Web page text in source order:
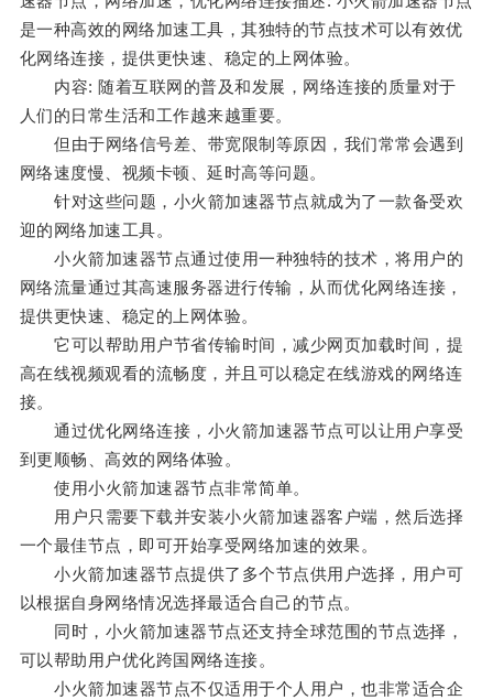
是一种高效的网络加速工具，其独特的节点技术可以有效优
化网络连接，提供更快速、稳定的上网体验。
内容: 随着互联网的普及和发展，网络连接的质量对于
人们的日常生活和工作越来越重要。
但由于网络信号差、带宽限制等原因，我们常常会遇到
网络速度慢、视频卡顿、延时高等问题。
针对这些问题，小火箭加速器节点就成为了一款备受欢
迎的网络加速工具。
小火箭加速器节点通过使用一种独特的技术，将用户的
网络流量通过其高速服务器进行传输，从而优化网络连接，
提供更快速、稳定的上网体验。
它可以帮助用户节省传输时间，减少网页加载时间，提
高在线视频观看的流畅度，并且可以稳定在线游戏的网络连
接。
通过优化网络连接，小火箭加速器节点可以让用户享受
到更顺畅、高效的网络体验。
使用小火箭加速器节点非常简单。
用户只需要下载并安装小火箭加速器客户端，然后选择
一个最佳节点，即可开始享受网络加速的效果。
小火箭加速器节点提供了多个节点供用户选择，用户可
以根据自身网络情况选择最适合自己的节点。
同时，小火箭加速器节点还支持全球范围的节点选择，
可以帮助用户优化跨国网络连接。
小火箭加速器节点不仅适用于个人用户，也非常适合企